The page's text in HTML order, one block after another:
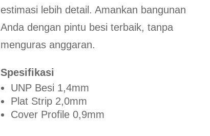
estimasi lebih detail. Amankan bangunan
Anda dengan pintu besi terbaik, tanpa
menguras anggaran.
Spesifikasi
UNP Besi 1,4mm
Plat Strip 2,0mm
Cover Profile 0,9mm